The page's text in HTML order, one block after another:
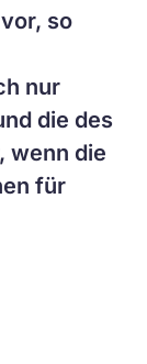
so
nur
die des
wenn die
für